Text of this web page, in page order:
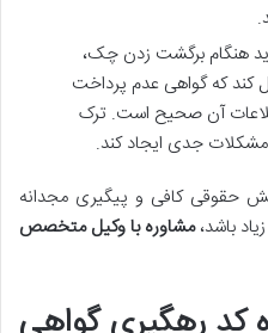
هنگام برگشت زدن چک،
کند که گواهی عدم پرداخت
است و اطلاعات آن صحیح است. ترک
جدی ایجاد کند.
حقوقی کافی و پیگیری مجدانه
باشد،مشاوره با وکیل متخصص